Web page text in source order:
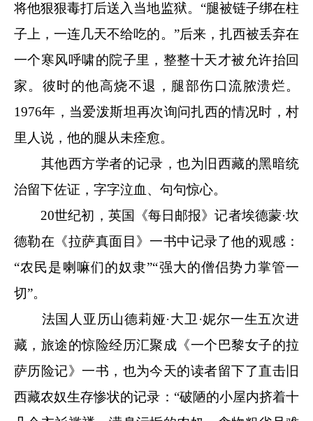
将他狠狠毒打后送入当地监狱。“腿被链子绑在柱
子上，一连几天不给吃的。”后来，扎西被丢弃在
一个寒风呼啸的院子里，整整十天才被允许抬回
家。彼时的他高烧不退，腿部伤口流脓溃烂。
1976年，当爱泼斯坦再次询问扎西的情况时，村
里人说，他的腿从未痊愈。
其他西方学者的记录，也为旧西藏的黑暗统
治留下佐证，字字泣血、句句惊心。
20世纪初，英国《每日邮报》记者埃德蒙·坎
德勒在《拉萨真面目》一书中记录了他的观感：
“农民是喇嘛们的奴隶”“强大的僧侣势力掌管一
切”。
法国人亚历山德莉娅·大卫·妮尔一生五次进
藏，旅途的惊险经历汇聚成《一个巴黎女子的拉
萨历险记》一书，也为今天的读者留下了直击旧
西藏农奴生存惨状的记录：“破陋的小屋内挤着十